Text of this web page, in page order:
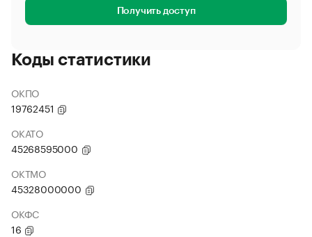
Получить доступ
Коды статистики
ОКПО
19762451
ОКАТО
45268595000
ОКТМО
45328000000
ОКФС
16